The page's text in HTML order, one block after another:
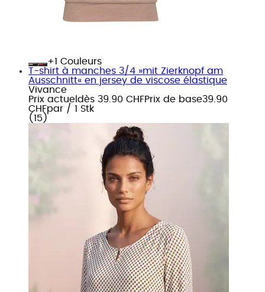
+
Couleurs
T-shirt à manches 3/4 »mit Zierknopf am
Ausschnitt« en jersey de viscose élastique
Vivance
Prix actuel dès 39.90 CHFPrix de base39.90
CHFpar / 1 Stk
( 15 )